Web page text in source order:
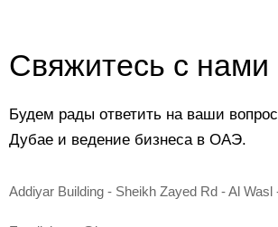
Свяжитесь с нами
Будем рады ответить на ваши
Дубае и ведение бизнеса в ОАЭ.
Addiyar Building - Sheikh Zayed Rd - Al Wasl